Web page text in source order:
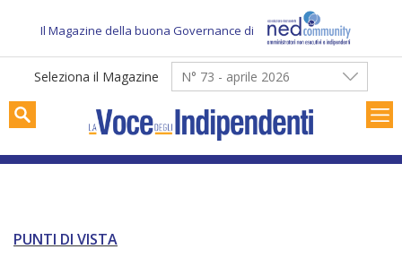
content
Il Magazine della buona Governance di
Seleziona il Magazine N° 73 - aprile 2026
PUNTI DI VISTA